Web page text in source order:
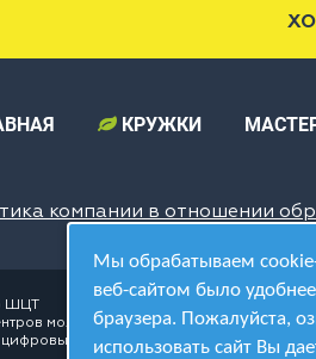
КРУЖКИ
компании в отношении
ШЦТ
молодёжного инновационного
технологий
Мы обрабатываем
веб-сайтом было
браузера. Пожалуйста,
использовать сайт Вы